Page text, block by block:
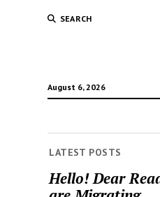
SEARCH
August 6, 2026
LATEST POSTS
Hello! Dear